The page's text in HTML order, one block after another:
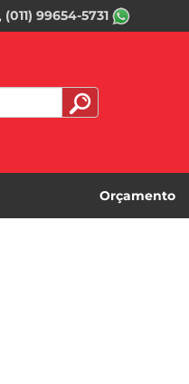
(011) 99654-5731
Orçamento